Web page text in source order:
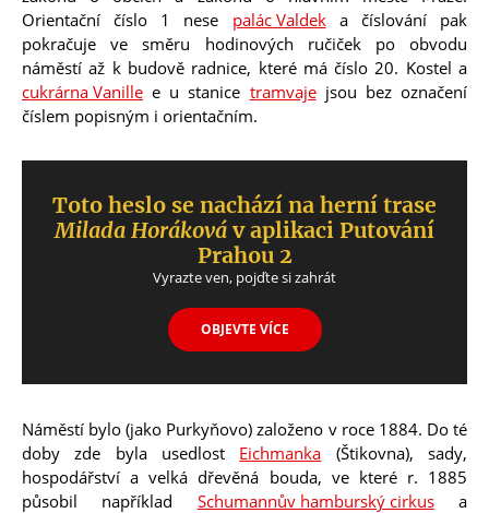
Orientační číslo 1 nese palác Valdeka číslování pak
pokračuje ve směru hodinových ručiček po obvodu
náměstí až k budově radnice, které má číslo 20. Kostel a
cukrárna Vanille e u stanice tramvajejsou bez označení
číslem popisným i orientačním.
Toto heslo se nachází na herní trase
Milada Horáková v aplikaci Putování
Prahou 2
Vyrazte ven, pojďte si zahrát
OBJEVTE VÍCE
Náměstí bylo (jako Purkyňovo) založeno v roce 1884. Do té
doby zde byla usedlost Eichmanka (Štikovna), sady,
hospodářství a velká dřevěná bouda, ve které r. 1885
působil například Schumannův hamburský cirkusa